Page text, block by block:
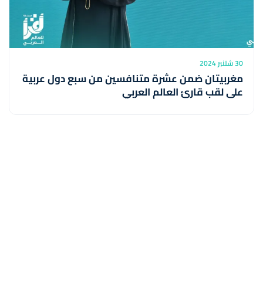
30 شتنبر 2024
مغربيتان ضمن عشرة متنافسين من سبع دول عربية
على لقب قارئ العالم العربي